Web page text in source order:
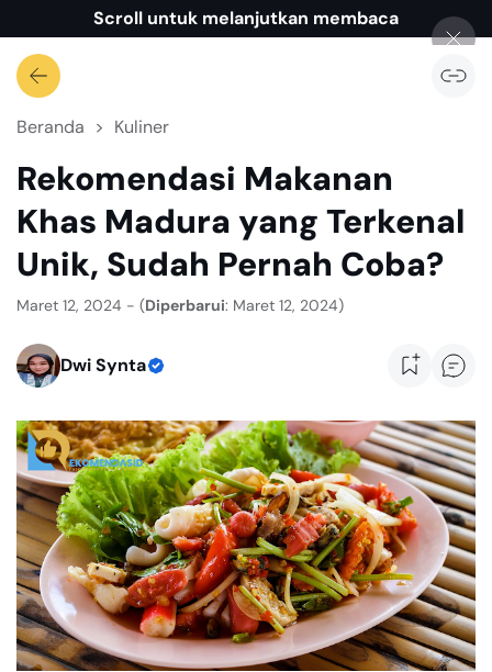
Scroll untuk melanjutkan membaca
Beranda Kuliner
Rekomendasi Makanan
Khas Madura yang Terkenal
Unik, Sudah Pernah Coba?
Maret 12, 2024 - (Diperbarui: Maret 12, 2024)
Dwi Synta